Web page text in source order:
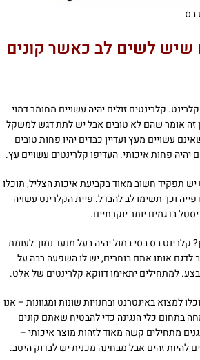
בס
שיש לשים לב כאשר קונים
קלרינטים זולים יהיה עשויים מחומר דמוי
זה אומר שהם לא טובים אבל יש לתת דגש למשקל
עשויים מעץ ועדיין כבדים יהיו פחות טובים
יהיה פחות איכותי. העדיפו קלרינטים עשויים עץ.
יש תפקיד חשוב מאוד בקביעת איכות הצליל, תוכלו
וכך תשימו לב להבדל. פיית הקלרינט עשויה
בדגמים יותר יוקרתיים.
קלרינט בס בסי במול יהיה בעל מנעד נמוך לעומת
לדגם אותו אתם בוחרים, יש לו השפעה רבה על
למתחילים יתאימו דווקא קלרינטים של אלט.
למצוא באינטרנט ובחנויות שונות ומגוונות – אנו
בתחום כלי הנגינה כדי להבטיח שאתם קונים
מתחילים קשה מאוד לזהות מוצר איכותי –
להיות זהים אבל מבחינה מכנית יש לבדוק היטב.